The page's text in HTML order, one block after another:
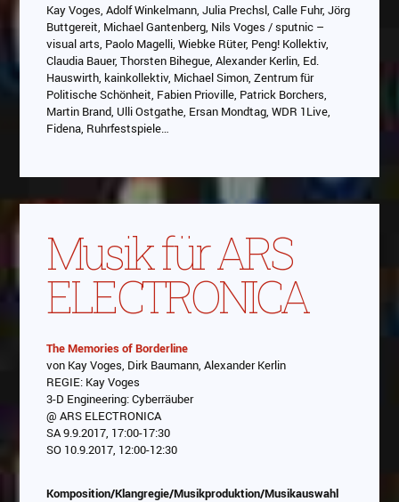
Kay Voges, Adolf Winkelmann, Julia Prechsl, Calle Fuhr, Jörg
Buttgereit, Michael Gantenberg, Nils Voges / sputnic –
visual arts, Paolo Magelli, Wiebke Rüter, Peng! Kollektiv,
Claudia Bauer, Thorsten Bihegue, Alexander Kerlin, Ed.
Hauswirth, kainkollektiv, Michael Simon, Zentrum für
Politische Schönheit, Fabien Prioville, Patrick Borchers,
Martin Brand, Ulli Ostgathe, Ersan Mondtag, WDR 1Live,
Fidena, Ruhrfestspiele…
Musik für ARS
ELECTRONICA
Abspielen
Das Video wird von Youtube eingebettet
abespielt. Es gilt die
The Memories of Borderline
von Kay Voges, Dirk Baumann, Alexander Kerlin
REGIE: Kay Voges
3-D Engineering: Cyberräuber
@ ARS ELECTRONICA
SA 9.9.2017, 17:00-17:30
SO 10.9.2017, 12:00-12:30
Komposition/Klangregie/Musikproduktion/Musikauswahl